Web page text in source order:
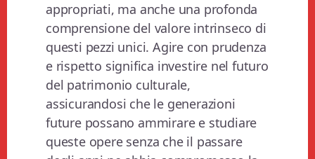
appropriati, ma anche una profonda
comprensione del valore intrinseco di
questi pezzi unici. Agire con prudenza
e rispetto significa investire nel futuro
del patrimonio culturale,
assicurandosi che le generazioni
future possano ammirare e studiare
queste opere senza che il passare